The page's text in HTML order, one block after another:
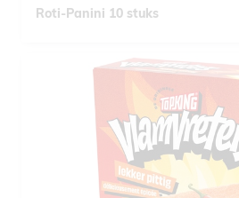
Roti-Panini 10 stuks